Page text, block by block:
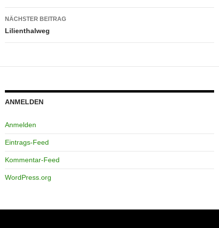
NÄCHSTER BEITRAG
Lilienthalweg
ANMELDEN
Anmelden
Eintrags-Feed
Kommentar-Feed
WordPress.org